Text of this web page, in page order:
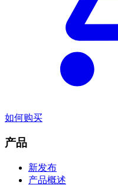
如何购买
产品
新发布
产品概述